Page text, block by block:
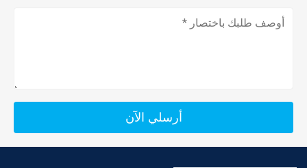
أرسلي الآن